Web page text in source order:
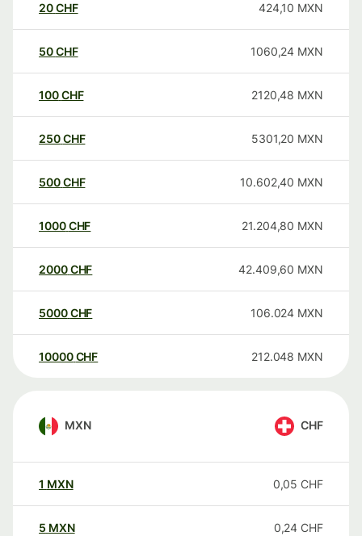
20CHF 424,10 MXN
50CHF 1060,24 MXN
100CHF 2120,48 MXN
250CHF 5301,20 MXN
500CHF 10.602,40 MXN
1000CHF 21.204,80 MXN
2000CHF 42.409,60 MXN
5000CHF 106.024 MXN
10000 CHF 212.048 MXN
MXN CHF
1 MXN 0,05 CHF
5 MXN 0,24 CHF